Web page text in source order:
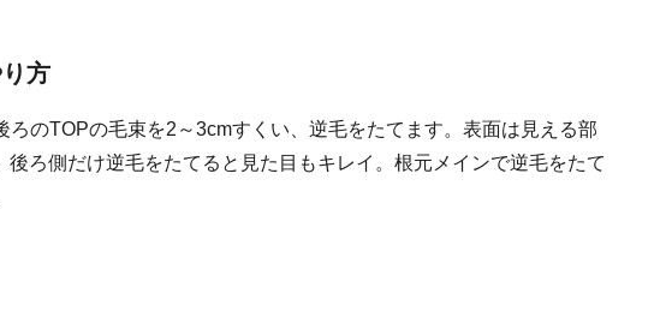
方
ろのTOPの毛束を2～3cmすくい、逆毛をたてます。表面は見える部
後ろ側だけ逆毛をたてると見た目もキレイ。根元メインで逆毛をたて